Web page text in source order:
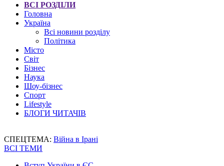
ВСІ РОЗДІЛИ
Головна
Україна
Всі новини розділу
Політика
Місто
Світ
Бізнес
Наука
Шоу-бізнес
Спорт
Lifestyle
БЛОГИ ЧИТАЧІВ
СПЕЦТЕМА: Війна в Ірані
ВСІ ТЕМИ